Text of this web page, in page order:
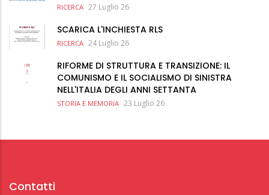
RICERCA 27 Luglio 26
SCARICA L'INCHIESTA RLS
RICERCA 24 Luglio 26
RIFORME DI STRUTTURA E TRANSIZIONE: IL
COMUNISMO E IL SOCIALISMO DI SINISTRA
NELL'ITALIA DEGLI ANNI SETTANTA
STORIA E MEMORIA 23 Luglio 26
Contatti